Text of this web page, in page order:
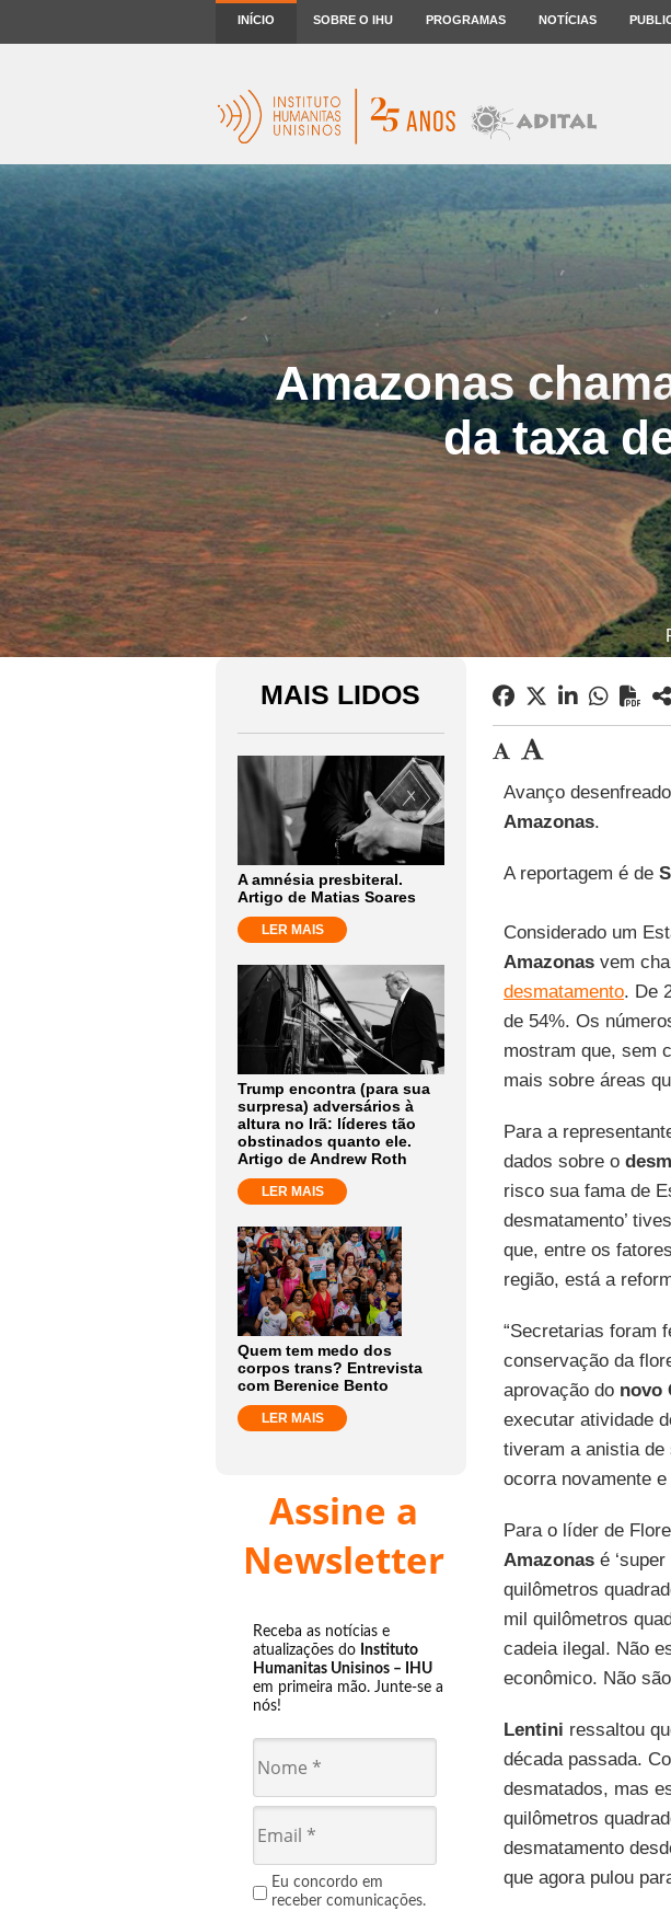
INÍCIO SOBRE O IHU PROGRAMAS NOTÍCIAS
Amazonas
da taxa
MAIS LIDOS
A amnésia presbiteral.
Artigo de Matias Soares
LER MAIS
Trump encontra (para sua
surpresa) adversários à
altura no Irã: líderes tão
obstinados quanto ele.
Artigo de Andrew Roth
LER MAIS
Quem tem medo dos
corpos trans? Entrevista
com Berenice Bento
LER MAIS
Assine a
Newsletter
Receba as notícias e
atualizações do Instituto
Humanitas Unisinos – IHU
em primeira mão. Junte-se a
nós!
Eu concordo em
receber comunicações.
Avanço
Amazonas.
A reportagem é de
Considerado um
Amazonasvem
desmatamento. De
de 54%. Os
mostram que, sem
mais sobre áreas
Para a
dados sobre o
risco sua fama de
desmatamento’
que, entre os
região, está a
“Secretarias foram
conservação da
aprovação do novo
executar atividade
tiveram a anistia de
ocorra novamente
Para o líder de
Amazonasé ‘super
quilômetros
mil quilômetros
cadeia ilegal. Não
econômico. Não
Lentini ressaltou
década passada.
desmatados, mas
quilômetros
desmatamento
que agora pulou